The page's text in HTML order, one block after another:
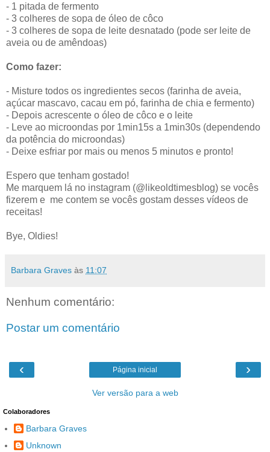
- 1 pitada de fermento
- 3 colheres de sopa de óleo de côco
- 3 colheres de sopa de leite desnatado (pode ser leite de
aveia ou de amêndoas)
Como fazer:
- Misture todos os ingredientes secos (farinha de aveia,
açúcar mascavo, cacau em pó, farinha de chia e fermento)
- Depois acrescente o óleo de côco e o leite
- Leve ao microondas por 1min15s a 1min30s (dependendo
da potência do microondas)
- Deixe esfriar por mais ou menos 5 minutos e pronto!
Espero que tenham gostado!
Me marquem lá no instagram (@likeoldtimesblog) se vocês
fizerem e me contem se vocês gostam desses vídeos de
receitas!
Bye, Oldies!
Barbara Graves às 11:07
Nenhum comentário:
Postar um comentário
‹ ›
Página inicial
Ver versão para a web
Colaboradores
Barbara Graves
Unknown